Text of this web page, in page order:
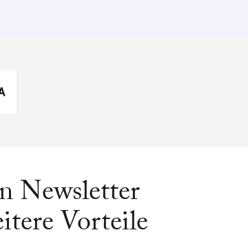
Newsletter
Vorteile